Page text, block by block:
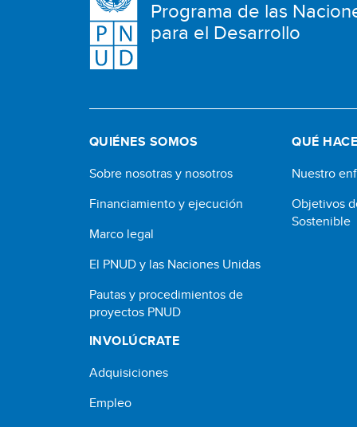
Programa de las
para el Desarrollo
QUIÉNES SOMOS
Sobre nosotras y nosotros
Financiamiento y ejecución
Marco legal
El PNUD y las Naciones Unidas
Pautas y procedimientos de
proyectos PNUD
QUÉ
Nuestro
Objetivos
Sostenible
INVOLÚCRATE
Adquisiciones
Empleo